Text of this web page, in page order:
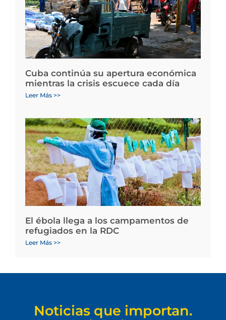
Cuba continúa su apertura económica
mientras la crisis escuece cada día
Leer Más >>
El ébola llega a los campamentos de
refugiados en la RDC
Leer Más >>
Noticias que importan.